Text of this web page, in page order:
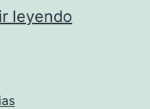
leyendo